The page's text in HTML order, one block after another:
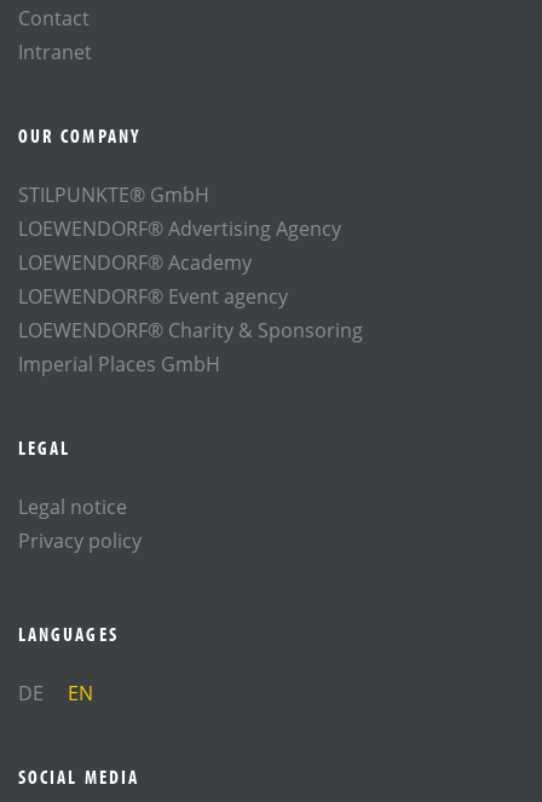
Contact
Intranet
OUR COMPANY
STILPUNKTE® GmbH
LOEWENDORF® Advertising Agency
LOEWENDORF® Academy
LOEWENDORF® Event agency
LOEWENDORF® Charity & Sponsoring
Imperial Places GmbH
LEGAL
Legal notice
Privacy policy
LANGUAGES
DE EN
SOCIAL MEDIA